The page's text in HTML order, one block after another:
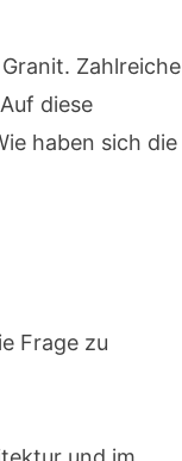
Zahlreiche
diese
haben sich die
Frage zu